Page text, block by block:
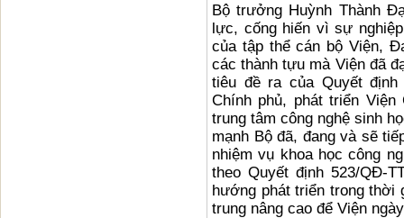
Bộ trưởng Huỳnh Thành
lực, cống hiến vì sự
của tập thể cán bộ Viện,
các thành tựu mà Viện đã
tiêu đề ra của Quyết định
Chính phủ, phát triển
trung tâm công nghệ sinh
mạnh Bộ đã, đang và sẽ
nhiệm vụ khoa học công
theo Quyết định 523/QĐ-
hướng phát triển trong thời
trung nâng cao để Viện